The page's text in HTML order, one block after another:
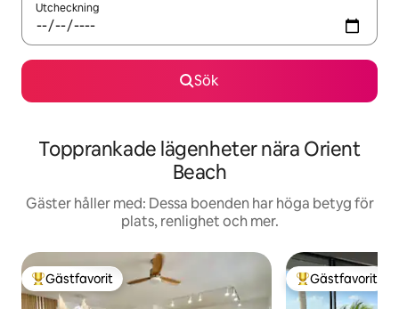
Utcheckning
Sök
Topprankade lägenheter nära Orient
Beach
Gäster håller med: Dessa boenden har höga betyg för
plats, renlighet och mer.
Populär gästfavorit
Gästfavorit Populär
Gästfavorit